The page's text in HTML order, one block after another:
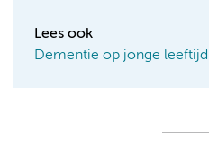
Lees ook
Dementie op jonge leeftijd